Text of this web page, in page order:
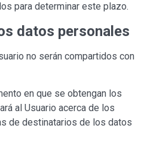
para determinar este plazo.
datos personales
no serán compartidos con
en que se obtengan los
al Usuario acerca de los
de destinatarios de los datos